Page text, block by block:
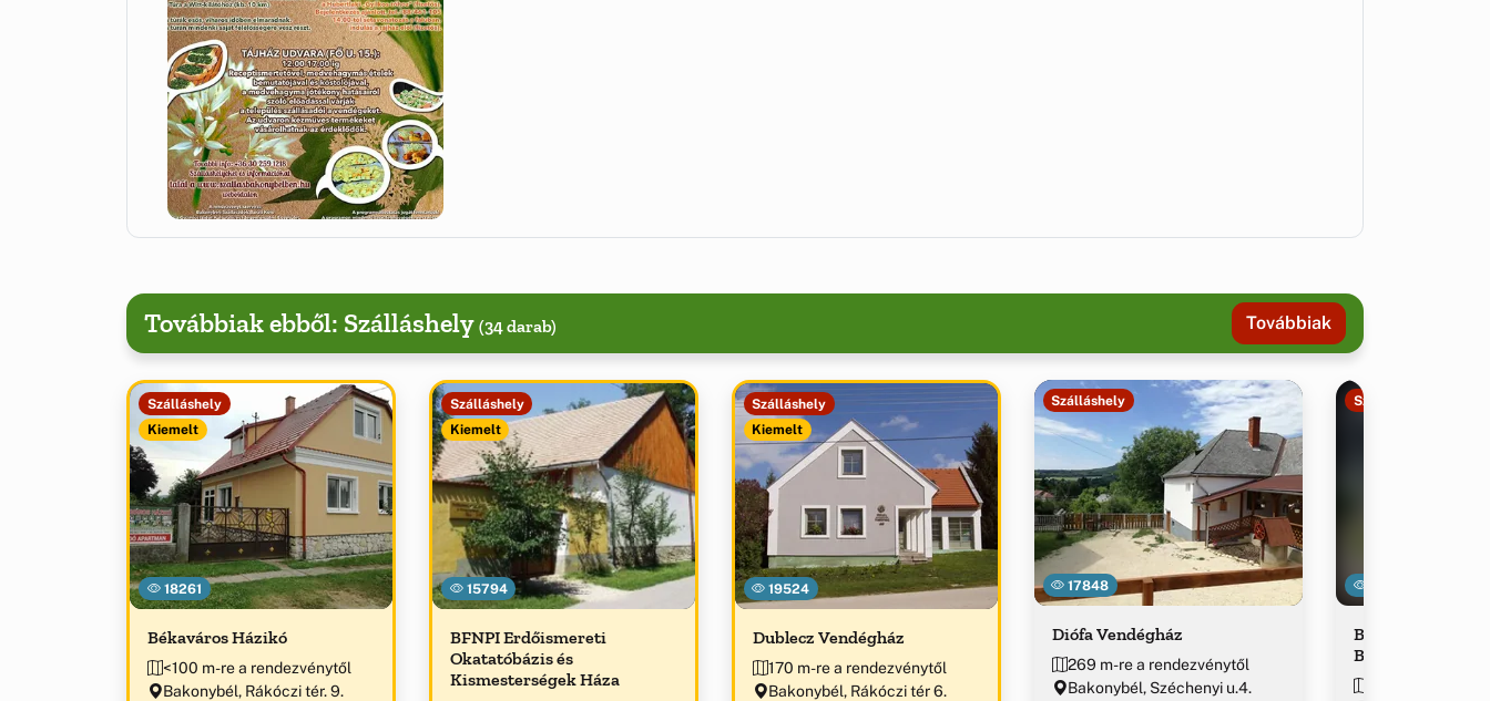
Továbbiak ebből: Szálláshely (34 darab) Továbbiak
18261
Szálláshely
Kiemelt
Békaváros Házikó
<100 m-re a rendezvénytől
Bakonybél, Rákóczi tér. 9.
15794
Szálláshely
Kiemelt
BFNPI Erdőismereti
Okatatóbázis és
Kismesterségek Háza
19524
Szálláshely
Kiemelt
Dublecz Vendégház
170 m-re a rendezvénytől
Bakonybél, Rákóczi tér 6.
17848
Szálláshely
Diófa Vendégház
269 m-re a rendezvénytől
Bakonybél, Széchenyi u.4.
Szálláshely
Borostyánkút
Bakonybél